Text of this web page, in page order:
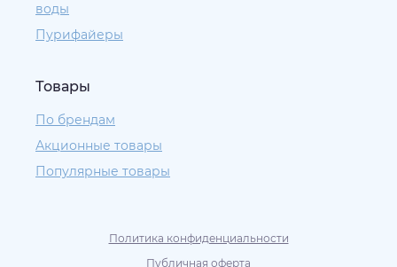
воды
Пурифайеры
Товары
По брендам
Акционные товары
Популярные товары
Политика конфиденциальности
Публичная оферта